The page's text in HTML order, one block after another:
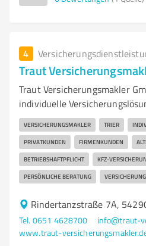
4
Traut
Traut Versicherungsmakler
individuelle
VERSICHERUNGSMAKLER TRIER
PRIVATKUNDEN FIRMENKUNDEN
BETRIEBSHAFTPFLICHT KFZ-
PERSÖNLICHE BERATUNG
Rindertanzstraße 7A,
Tel. 0651 4628700
info@traut-
www.traut-